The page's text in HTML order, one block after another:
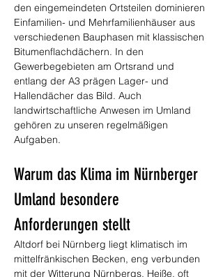
den eingemeindeten Ortsteilen dominieren
Einfamilien- und Mehrfamilienhäuser aus
verschiedenen Bauphasen mit klassischen
Bitumenflachdächern. In den
Gewerbegebieten am Ortsrand und
entlang der A3 prägen Lager- und
Hallendächer das Bild. Auch
landwirtschaftliche Anwesen im Umland
gehören zu unseren regelmäßigen
Aufgaben.
Warum das Klima im Nürnberger
Umland besondere
Anforderungen stellt
Altdorf bei Nürnberg liegt klimatisch im
mittelfränkischen Becken, eng verbunden
mit der Witterung Nürnbergs. Heiße, oft